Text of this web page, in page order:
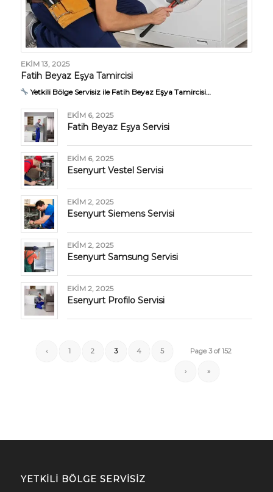
EKIM 13, 2025
Fatih Beyaz Eşya Tamircisi
Yetkili Bölge Servisiz ile Fatih Beyaz Eşya Tamircisi…
EKIM 6, 2025
Fatih Beyaz Eşya Servisi
EKIM 6, 2025
Esenyurt Vestel Servisi
EKIM 2, 2025
Esenyurt Siemens Servisi
EKIM 2, 2025
Esenyurt Samsung Servisi
EKIM 2, 2025
Esenyurt Profilo Servisi
Page 3 of 152
‹ 1 2 3 4 5
› »
YETKILI BÖLGE SERVISIZ